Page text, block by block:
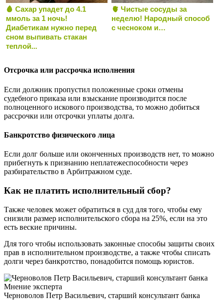
🩸 Сахар упадет до 4.1
ммоль за 1 ночь!
Диабетикам нужно перед
сном выпивать стакан
теплой...
🫀 Чистые сосуды за
неделю! Народный способ
с чесноком и…
Отсрочка или рассрочка исполнения
Если должник пропустил положенные сроки отмены
судебного приказа или взыскание производится после
полноценного искового производства, то можно добиться
рассрочки или отсрочки уплаты долга.
Банкротство физического лица
Если долг больше или оконченных производств нет, то можно
прибегнуть к признанию неплатежеспособности через
разбирательство в Арбитражном суде.
Как не платить исполнительный сбор?
Также человек может обратиться в суд для того, чтобы ему
снизили размер исполнительского сбора на 25%, если на это
есть веские причины.
Для того чтобы использовать законные способы защиты своих
прав в исполнительном производстве, а также чтобы списать
долги через банкротство, понадобится помощь юристов.
Мнение эксперта
Черноволов Петр Васильевич, старший консультант банка